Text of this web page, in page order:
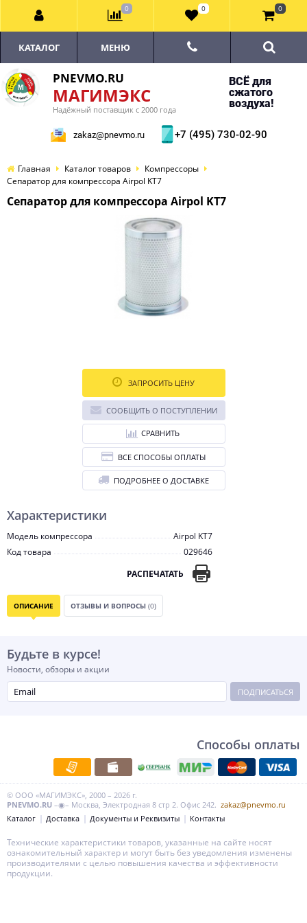
PNEVMO.RU
МАГИМЭКС
Надёжный поставщик с 2000 года
ВСЁ для
сжатого
воздуха!
zakaz@pnevmo.ru +7 (495) 730-02-90
КАТАЛОГ МЕНЮ
Главная Каталог товаров
Компрессоры
Сепаратор для компрессора Airpol KT7
Сепаратор для компрессора Airpol KT7
Характеристики
Модель компрессора
Airpol KT7
Код товара
029646
РАСПЕЧАТАТЬ
ЗАПРОСИТЬ ЦЕНУ
СООБЩИТЬ О ПОСТУПЛЕНИИ
СРАВНИТЬ
ВСЕ СПОСОБЫ ОПЛАТЫ
ПОДРОБНЕЕ О ДОСТАВКЕ
ОПИСАНИЕ ОТЗЫВЫ И ВОПРОСЫ (0)
Будьте в курсе!
Новости, обзоры и акции
ПОДПИСАТЬСЯ
Способы оплаты
© ООО «МАГИМЭКС», 2000 – 2026 г.
PNEVMO.RU –◉– Москва, Электродная 8 стр 2. Офис 242. zakaz@pnevmo.ru
Каталог
Доставка Документы и Реквизиты Контакты
0 0 0
Технические характеристики товаров, указанные на сайте носят
ознакомительный характер и могут быть без уведомления изменены
производителями с целью повышения качества и эффективности
продукции.